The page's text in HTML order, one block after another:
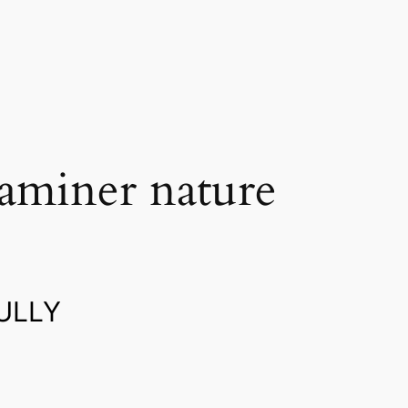
nature